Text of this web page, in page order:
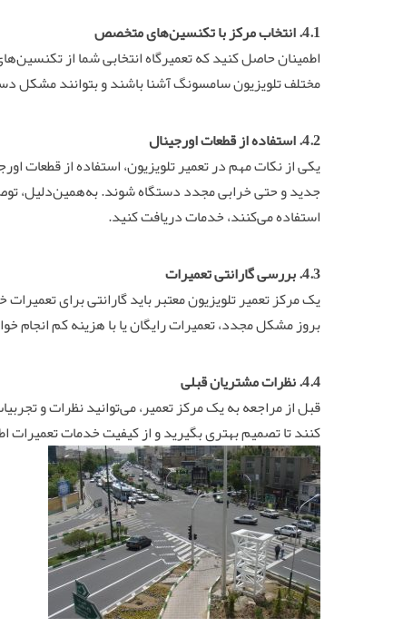
4.1. انتخاب مرکز با تکنسین‌های متخصص
اطمینان حاصل کنید که تعمیرگاه انتخابی شما از
مختلف تلویزیون سامسونگ آشنا باشند و بتوانند مشکل
4.2. استفاده از قطعات اورجینال
یکی از نکات مهم در تعمیر تلویزیون، استفاده از قطعات
جدید و حتی خرابی مجدد دستگاه شوند. به‌همین‌دلیل،
استفاده می‌کنند، خدمات دریافت کنید.
4.3. بررسی گارانتی تعمیرات
یک مرکز تعمیر تلویزیون معتبر باید گارانتی برای
بروز مشکل مجدد، تعمیرات رایگان یا با هزینه کم انجام
4.4. نظرات مشتریان قبلی
قبل از مراجعه به یک مرکز تعمیر، می‌توانید نظرات و
کنند تا تصمیم بهتری بگیرید و از کیفیت خدمات تعمیرات